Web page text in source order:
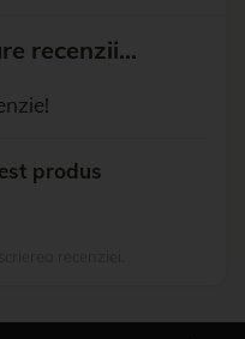
recenzii...
produs